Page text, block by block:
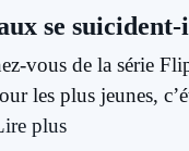
se suicident-
vous de la série
les plus jeunes,
plus